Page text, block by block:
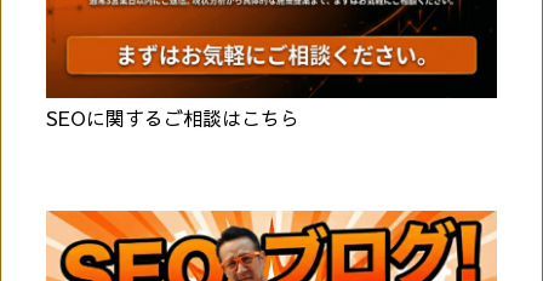
SEOに関するご相談はこちら